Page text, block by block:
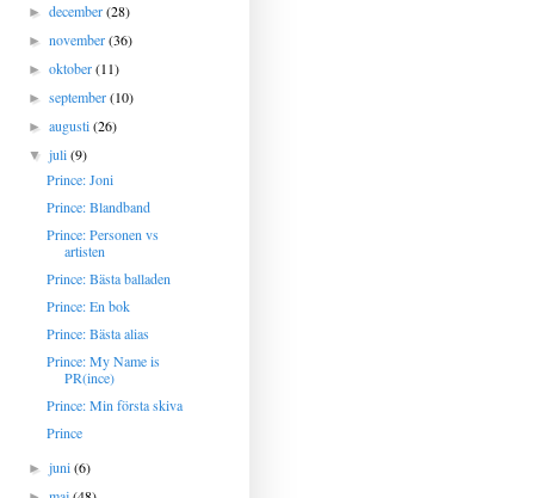
►december(28)
►november(36)
►oktober(11)
►september(10)
►augusti(26)
▼juli(9)
Prince: Joni
Prince: Blandband
Prince: Personen vs
artisten
Prince: Bästa balladen
Prince: En bok
Prince: Bästa alias
Prince: My Name is
PR(ince)
Prince: Min första skiva
Prince
►juni(6)